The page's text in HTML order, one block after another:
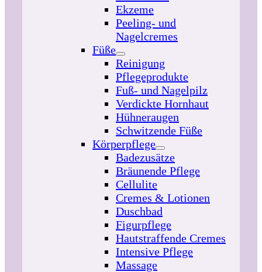
Ekzeme
Peeling- und
Nagelcremes
Füße
Reinigung
Pflegeprodukte
Fuß- und Nagelpilz
Verdickte Hornhaut
Hühneraugen
Schwitzende Füße
Körperpflege
Badezusätze
Bräunende Pflege
Cellulite
Cremes & Lotionen
Duschbad
Figurpflege
Hautstraffende Cremes
Intensive Pflege
Massage